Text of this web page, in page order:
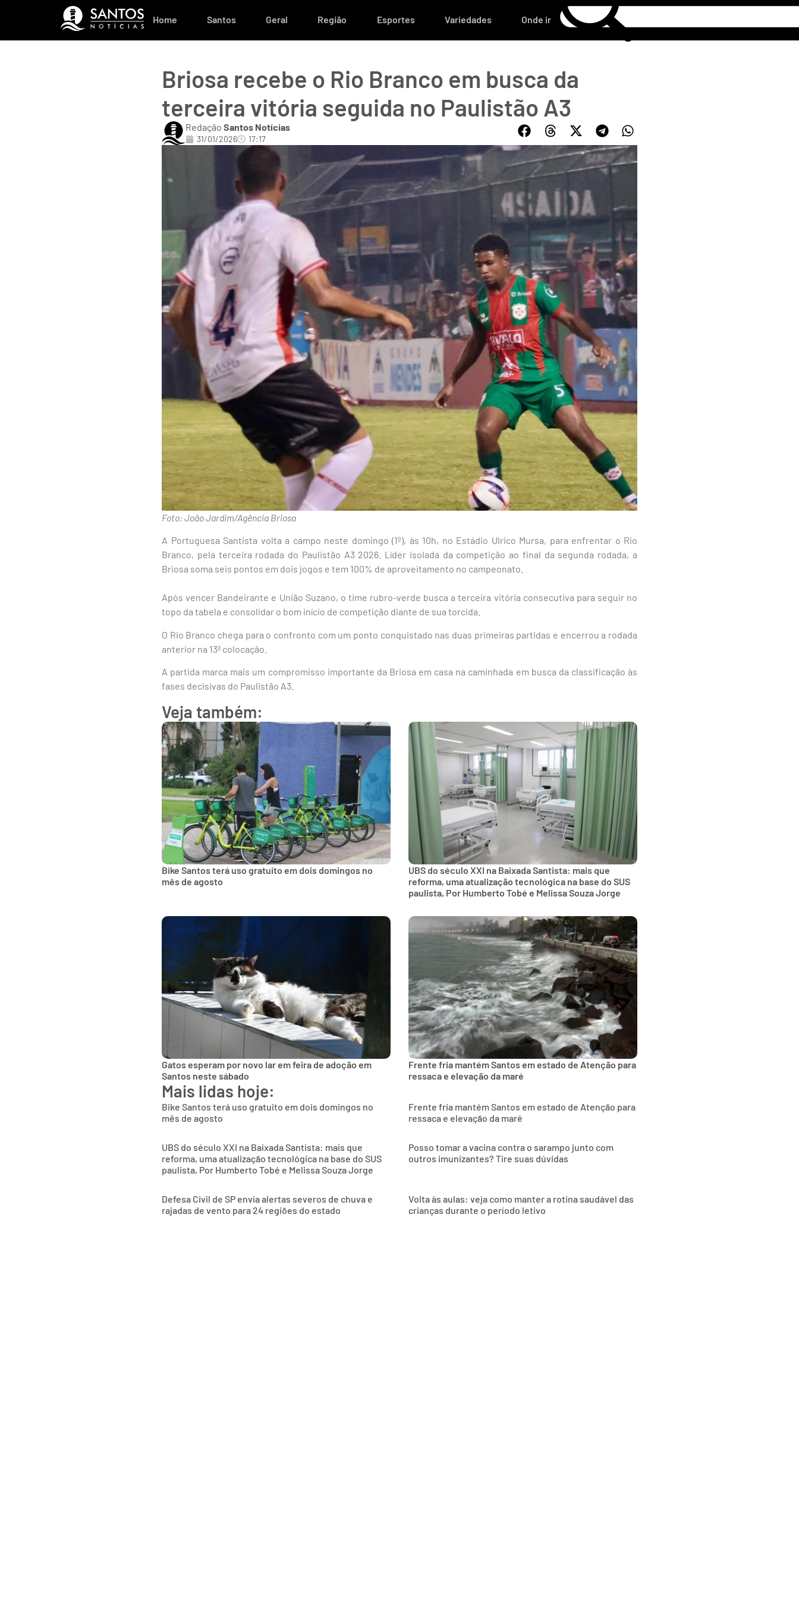
Home Santos Geral Região Esportes Variedades Onde ir
Briosa recebe o Rio Branco em busca da
terceira vitória seguida no Paulistão A3
Redação Santos Notícias
31/01/2026 17:17
Foto: João Jardim/Agência Briosa
A Portuguesa Santista volta a campo neste domingo (1º), às 10h, no Estádio Ulrico Mursa, para enfrentar o Rio
Branco, pela terceira rodada do Paulistão A3 2026. Líder isolada da competição ao final da segunda rodada, a
Briosa soma seis pontos em dois jogos e tem 100% de aproveitamento no campeonato.
Após vencer Bandeirante e União Suzano, o time rubro-verde busca a terceira vitória consecutiva para seguir no
topo da tabela e consolidar o bom início de competição diante de sua torcida.
O Rio Branco chega para o confronto com um ponto conquistado nas duas primeiras partidas e encerrou a rodada
anterior na 13ª colocação.
A partida marca mais um compromisso importante da Briosa em casa na caminhada em busca da classificação às
fases decisivas do Paulistão A3.
Veja também:
Bike Santos terá uso gratuito em dois domingos no
mês de agosto
UBS do século XXI na Baixada Santista: mais que
reforma, uma atualização tecnológica na base do SUS
paulista, Por Humberto Tobé e Melissa Souza Jorge
Gatos esperam por novo lar em feira de adoção em
Santos neste sábado
Frente fria mantém Santos em estado de Atenção para
ressaca e elevação da maré
Mais lidas hoje:
Bike Santos terá uso gratuito em dois domingos no
mês de agosto
Frente fria mantém Santos em estado de Atenção para
ressaca e elevação da maré
UBS do século XXI na Baixada Santista: mais que
reforma, uma atualização tecnológica na base do SUS
paulista, Por Humberto Tobé e Melissa Souza Jorge
Posso tomar a vacina contra o sarampo junto com
outros imunizantes? Tire suas dúvidas
Defesa Civil de SP envia alertas severos de chuva e
rajadas de vento para 24 regiões do estado
Volta às aulas: veja como manter a rotina saudável das
crianças durante o período letivo